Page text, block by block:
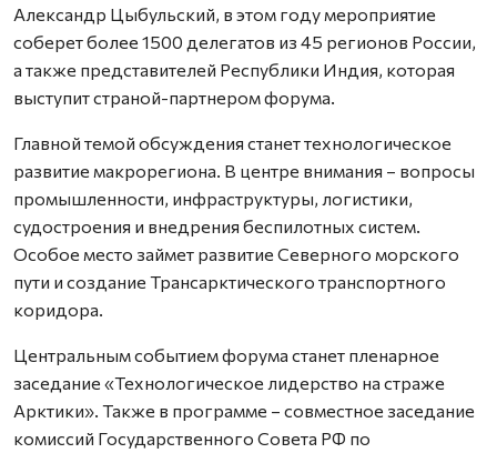
Александр Цыбульский, в этом году мероприятие
соберет более 1500 делегатов из 45 регионов России,
а также представителей Республики Индия, которая
выступит страной-партнером форума.
Главной темой обсуждения станет технологическое
развитие макрорегиона. В центре внимания – вопросы
промышленности, инфраструктуры, логистики,
судостроения и внедрения беспилотных систем.
Особое место займет развитие Северного морского
пути и создание Трансарктического транспортного
коридора.
Центральным событием форума станет пленарное
заседание «Технологическое лидерство на страже
Арктики». Также в программе – совместное заседание
комиссий Государственного Совета РФ по